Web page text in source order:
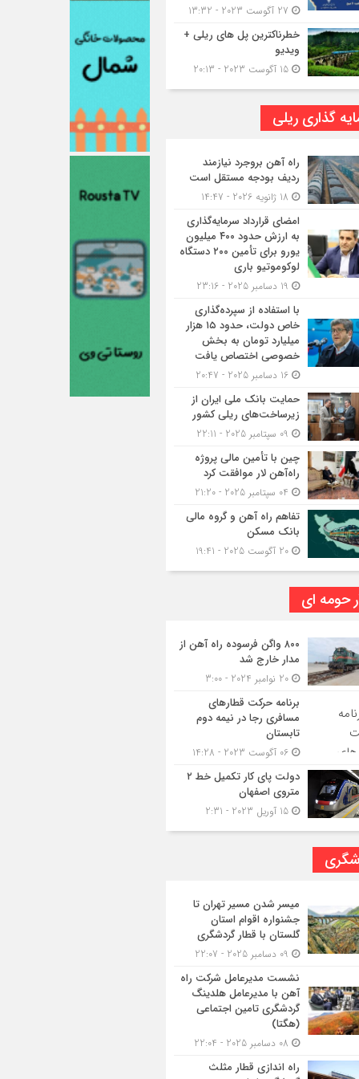
خطرناکترین پل های ریلی +
ویدیو
گذاری ریلی
راه آهن بروجرد نیازمند
ردیف بودجه مستقل است
امضای قرارداد سرمایه‌گذاری
به ارزش حدود ۴۰۰ میلیون
یورو برای تأمین ۲۰۰ دستگاه
لوکوموتیو باری
با استفاده از سپرده‌گذاری
خاص دولت، حدود ۱۵ هزار
میلیارد تومان به بخش
خصوصی اختصاص یافت
حمایت بانک ملی ایران از
زیرساخت‌های ریلی کشور
چین با تأمین مالی پروژه
راه‌آهن لار موافقت کرد
تفاهم راه آهن و گروه مالی
بانک مسکن
حومه ای
۸۰۰ واگن فرسوده راه آهن از
مدار خارج شد
برنامه حرکت قطارهای
مسافری رجا در نیمه دوم
تابستان
دولت پای کار تکمیل خط ۲
متروی اصفهان
میسر شدن مسیر تهران تا
جشنواره اقوام استان
گلستان با قطار گردشگری
نشست مدیرعامل شرکت راه
آهن با مدیرعامل هلدینگ
گردشگری تامین اجتماعی
(هگتا)
راه اندازی قطار مثلث